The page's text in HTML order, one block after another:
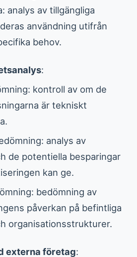
analys av tillgängliga
användning utifrån
behov.
:
kontroll av om de
är tekniskt
analys av
de potentiella besparingar
kan ge.
bedömning av
påverkan på befintliga
organisationsstrukturer.
externa företag: